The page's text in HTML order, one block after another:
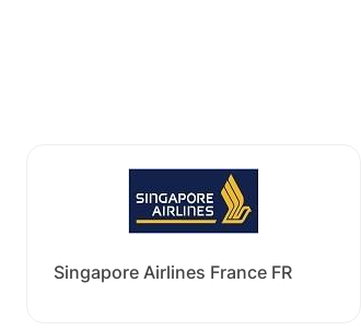
Singapore Airlines France FR